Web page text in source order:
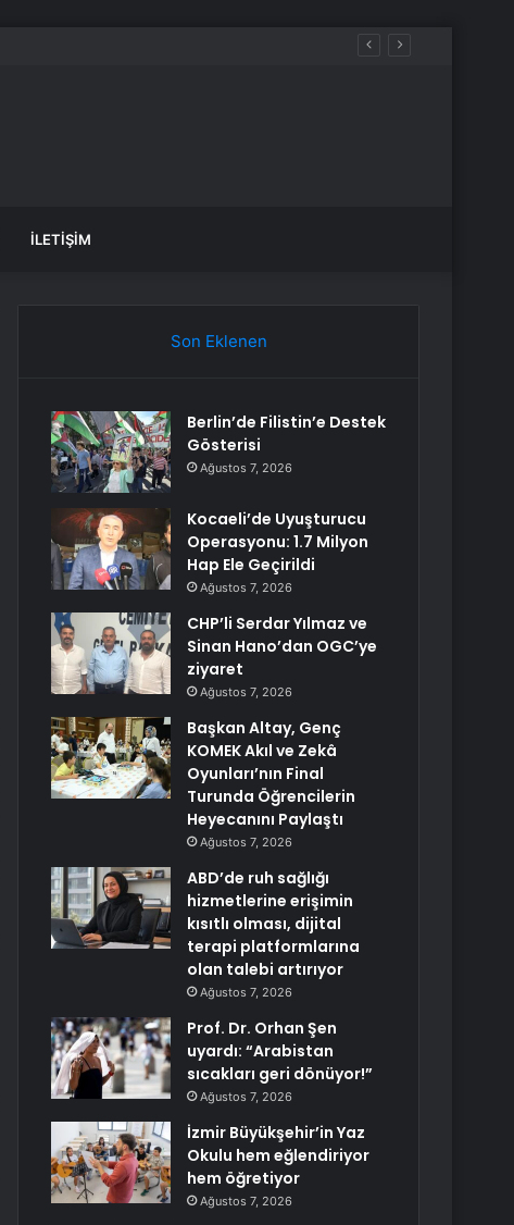
İLETIŞIM
Son Eklenen
Berlin’de Filistin’e Destek
Gösterisi
Ağustos 7, 2026
Kocaeli’de Uyuşturucu
Operasyonu: 1.7 Milyon
Hap Ele Geçirildi
Ağustos 7, 2026
CHP’li Serdar Yılmaz ve
Sinan Hano’dan OGC’ye
ziyaret
Ağustos 7, 2026
Başkan Altay, Genç
KOMEK Akıl ve Zekâ
Oyunları’nın Final
Turunda Öğrencilerin
Heyecanını Paylaştı
Ağustos 7, 2026
ABD’de ruh sağlığı
hizmetlerine erişimin
kısıtlı olması, dijital
terapi platformlarına
olan talebi artırıyor
Ağustos 7, 2026
Prof. Dr. Orhan Şen
uyardı: “Arabistan
sıcakları geri dönüyor!”
Ağustos 7, 2026
İzmir Büyükşehir’in Yaz
Okulu hem eğlendiriyor
hem öğretiyor
Ağustos 7, 2026